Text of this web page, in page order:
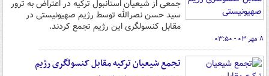
جمعی از شیعیان استانبول ترکیه در اعتراض به ترور
سید حسن نصرالله توسط رژیم صهیونیستی در
مقابل کنسولگری این رژیم تجمع کردند.
۸ مهر ۰۳ - ۰۳:۵۰
تجمع شیعیان ترکیه مقابل کنسولگری رژیم